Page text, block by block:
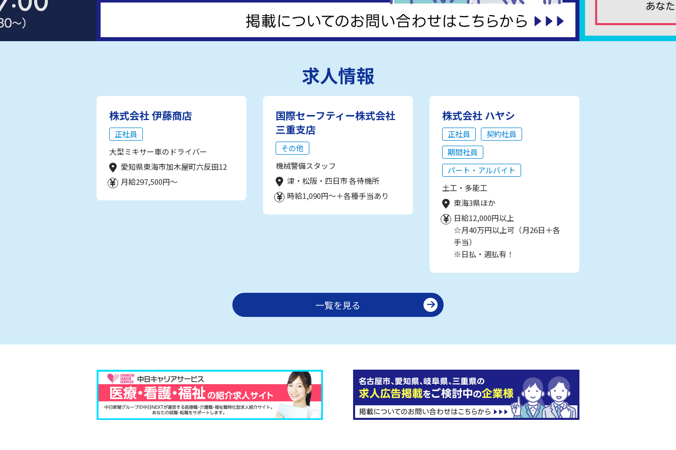
求人情報
株式会社 伊藤商店
正社員
大型ミキサー車のドライバー
愛知県東海市加木屋町六反田12
月給297,500円～
国際セーフティー株式会社
三重支店
その他
機械警備スタッフ
津・松阪・四日市 各待機所
時給1,090円～＋各種手当あり
株式会社 ハヤシ
正社員
契約社員
期間社員
パート・アルバイト
土工・多能工
東海3県ほか
日給12,000円以上
☆月40万円以上可（月26日＋各
手当）
※日払・週払有！
一覧を見る